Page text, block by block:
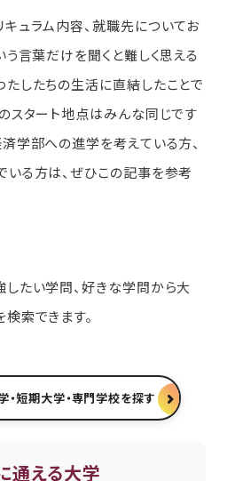
ュラム内容、就職先についてお
う言葉だけを聞くと難しく思える
たしたちの生活に直結したことで
スタート地点はみんな同じです
学部への進学を考えている方、
いる方は、ぜひこの記事を参考
したい学問、好きな学問から大
索できます。
短期大学・専門学校を探す
通える大学